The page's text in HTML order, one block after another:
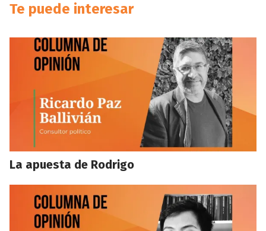
Te puede interesar
La apuesta de Rodrigo